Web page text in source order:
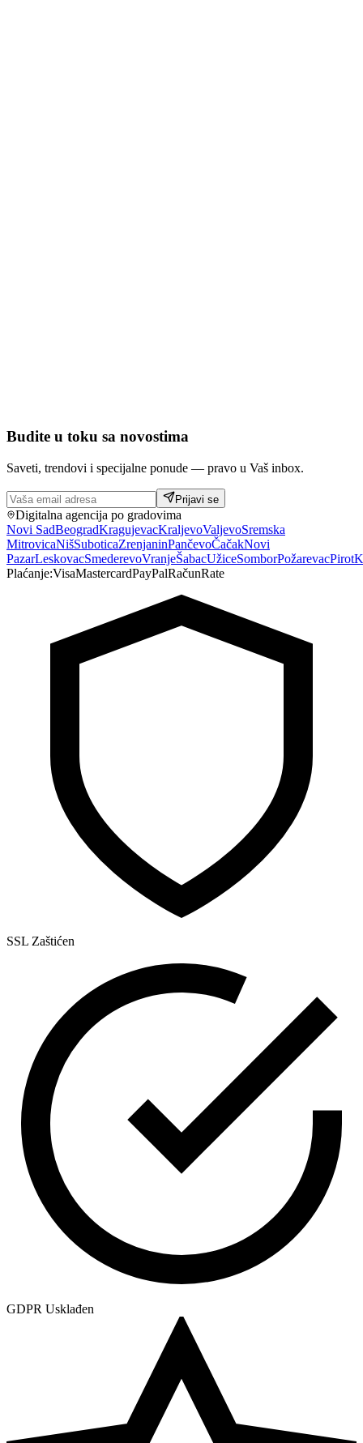
Budite u toku sa novostima
Saveti, trendovi i specijalne ponude — pravo u Vaš inbox.
Prijavi se
Digitalna agencija po gradovima
Novi SadBeogradKragujevacKraljevoValjevoSremska
MitrovicaNišSuboticaZrenjaninPančevoČačakNovi
PazarLeskovacSmederevoVranjeŠabacUžiceSomborPožarevacPirot
Plaćanje:VisaMastercardPayPalRačunRate
SSL Zaštićen
GDPR Usklađen